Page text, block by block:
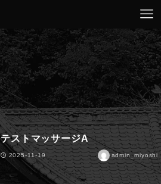
テストマッサージA
2025-11-19 admin_miyoshi